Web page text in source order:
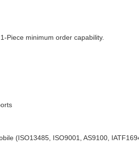
Piece minimum order capability.
(ISO13485, ISO9001, AS9100,